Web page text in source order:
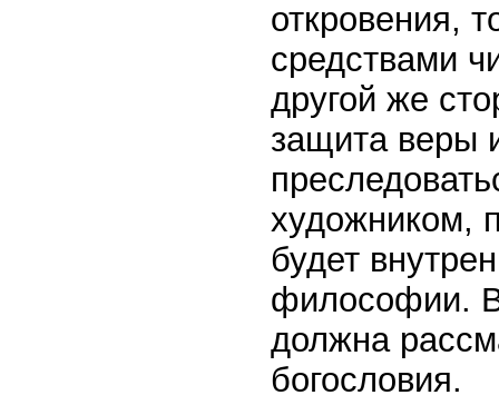
откровения,
средствами
другой же
защита веры
художником,
будет
философии.
должна
богословия.